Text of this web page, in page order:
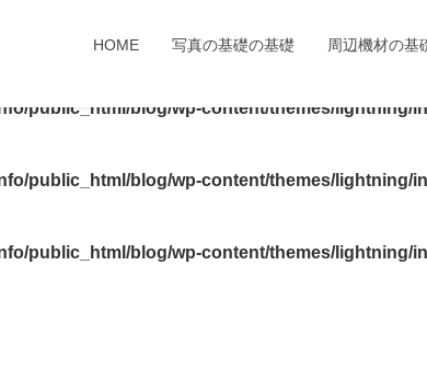
public_html/blog/wp-content/themes/
public_html/blog/wp-content/themes/lightning/
public_html/blog/wp-content/themes/lightning/
public_html/blog/wp-content/themes/lightning/
HOME 写真の基礎の基礎 周辺機材の基